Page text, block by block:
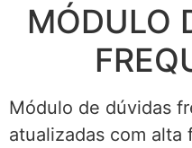
MÓDULO
Módulo de dúvidas
atualizadas com alta